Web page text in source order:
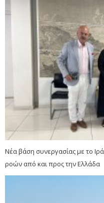
Νέα βάση συνεργασίας με το
ροών από και προς την Ελλάδα